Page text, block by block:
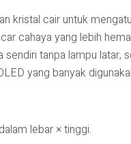
kristal cair untuk
cahaya yang lebih
tanpa lampu latar,
yang banyak
lebar × tinggi.